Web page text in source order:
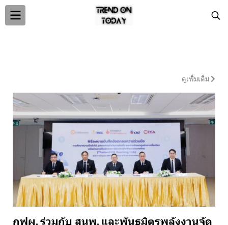
ดูเพิ่มเติม
กฟผ. ร่วมกับ สนพ. และพันธมิตรพลังงานจัด